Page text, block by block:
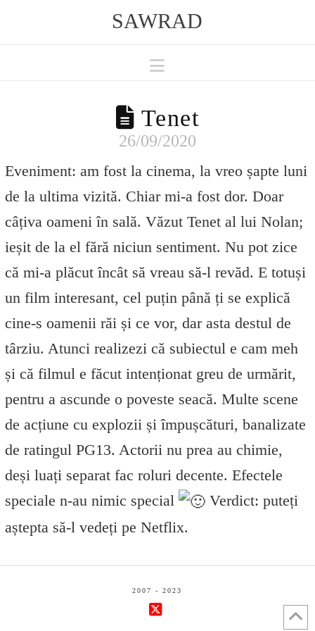
SAWRAD
Navigation
Tenet
26/09/2020
Eveniment: am fost la cinema, la vreo șapte luni
de la ultima vizită. Chiar mi-a fost dor. Doar
câțiva oameni în sală. Văzut Tenet al lui Nolan;
ieșit de la el fără niciun sentiment. Nu pot zice
că mi-a plăcut încât să vreau să-l revăd. E totuși
un film interesant, cel puțin până ți se explică
cine-s oamenii răi și ce vor, dar asta destul de
târziu. Atunci realizezi că subiectul e cam meh
și că filmul e făcut intenționat greu de urmărit,
pentru a ascunde o poveste seacă. Multe scene
de acțiune cu explozii și împușcături, banalizate
de ratingul PG13. Actorii nu prea au chimie,
deși luați separat fac roluri decente. Efectele
speciale n-au nimic special
Verdict: puteți
aștepta să-l vedeți pe Netflix.
2007 - 2023